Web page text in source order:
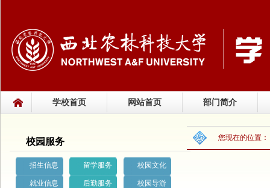
学校首页 网站首页 部门简介
校园服务
招生信息 留学服务 校园文化
就业信息 后勤服务 校园导游
您现在的位置：